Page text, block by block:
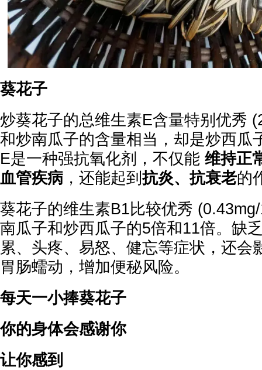
葵花子
炒葵花子的总维生素E含量特别优秀
和炒南瓜子的含量相当，却是炒西瓜
E是一种强抗氧化剂，不仅能 维持正
血管疾病 ，还能起到抗炎、抗衰老的
葵花子的维生素B1比较优秀
南瓜子和炒西瓜子的5倍和11倍。缺
累、头疼、易怒、健忘等症状，还会
胃肠蠕动，增加便秘风险。
每天一小捧葵花子
你的身体会感谢你
让你感到